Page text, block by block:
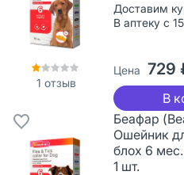
1 отзыв
Доставим
В аптеку с
Цена 729
В
Беафар
Ошейник
блох 6
1 шт.